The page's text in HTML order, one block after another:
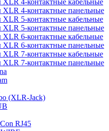
XLR 4-контактные кабельные
XLR 4-контактные панельные
XLR 5-контактные кабельные
XLR 5-контактные панельные
XLR 6-контактные кабельные
XLR 6-контактные панельные
XLR 7-контактные кабельные
XLR 7-контактные панельные
(XLR-Jack)
RJ45